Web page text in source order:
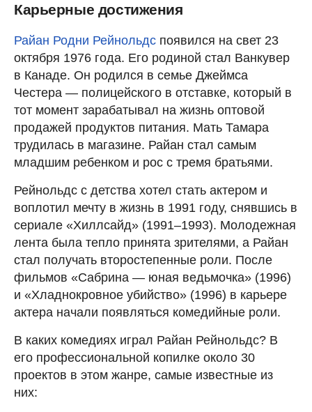
Карьерные достижения
Райан Родни Рейнольдс появился на свет 23
октября 1976 года. Его родиной стал Ванкувер
в Канаде. Он родился в семье Джеймса
Честера — полицейского в отставке, который в
тот момент зарабатывал на жизнь оптовой
продажей продуктов питания. Мать Тамара
трудилась в магазине. Райан стал самым
младшим ребенком и рос с тремя братьями.
Рейнольдс с детства хотел стать актером и
воплотил мечту в жизнь в 1991 году, снявшись в
сериале «Хиллсайд» (1991–1993). Молодежная
лента была тепло принята зрителями, а Райан
стал получать второстепенные роли. После
фильмов «Сабрина — юная ведьмочка» (1996)
и «Хладнокровное убийство» (1996) в карьере
актера начали появляться комедийные роли.
В каких комедиях играл Райан Рейнольдс? В
его профессиональной копилке около 30
проектов в этом жанре, самые известные из
них: